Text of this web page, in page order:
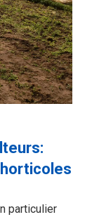
particulier